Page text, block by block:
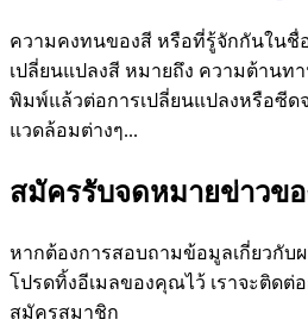
ความคงทนของสี หรือที่รู้จักกันในชื่
เปลี่ยนแปลงสี หมายถึง ความต้านท
พิมพ์แล้วต่อการเปลี่ยนแปลงหรือซีด
แวดล้อมต่างๆ...
สมัครรับจดหมายข่าวขอ
หากต้องการสอบถามข้อมูลเกี่ยวกั
โปรดทิ้งอีเมลของคุณไว้ เราจะติดต่
สมัครสมาชิก